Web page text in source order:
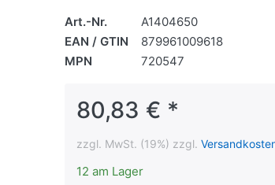
Art.-Nr.
A1404650
EAN / GTIN
879961009618
MPN
720547
80,83 € *
zzgl. MwSt. (19%) zzgl.
12 am Lager